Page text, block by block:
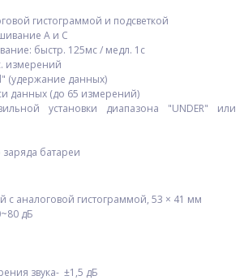
гистограммой и подсветкой
А и С
быстр. 125мс / медл. 1с
измерений
(удержание данных)
данных (до 65 измерений)
установки диапазона "UNDER" или
батареи
с аналоговой гистограммой, 53 × 41 мм
дБ
звука- ±1,5 дБ